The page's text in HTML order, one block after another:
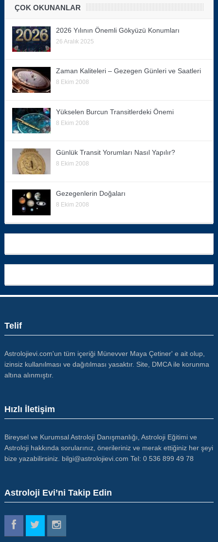
ÇOK OKUNANLAR
2026 Yılının Önemli Gökyüzü Konumları
26 Aralık 2025
Zaman Kaliteleri – Gezegen Günleri ve Saatleri
8 Ekim 2008
Yükselen Burcun Transitlerdeki Önemi
8 Ekim 2008
Günlük Transit Yorumları Nasıl Yapılır?
8 Ekim 2008
Gezegenlerin Doğaları
8 Ekim 2008
Telif
Astrolojievi.com'un tüm içeriği Münevver Maya Çetiner' e ait olup,
izinsiz kullanılması ve dağıtılması yasaktır. Site, DMCA ile korunma
altına alınmıştır.
Hızlı İletişim
Bireysel ve Kurumsal Astroloji Danışmanlığı, Astroloji Eğitimi ve
Astroloji hakkında sorularınız, önerileriniz ve merak ettiğiniz her şeyi
bize yazabilirsiniz. bilgi@astrolojievi.com Tel: 0 536 899 49 78
Astroloji Evi’ni Takip Edin